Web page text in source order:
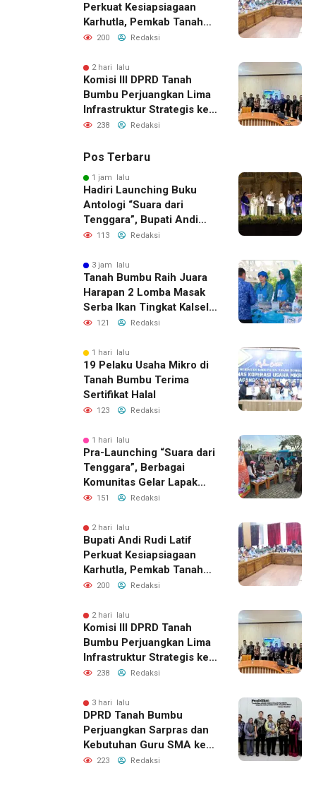
Perkuat Kesiapsiagaan
Karhutla, Pemkab Tanah
Bumbu Aktifkan Posko
200 Redaksi
2 hari lalu
Komisi III DPRD Tanah
Bumbu Perjuangkan Lima
Infrastruktur Strategis ke
BPJN XI Banjarmasin
238 Redaksi
Pos Terbaru
1 jam lalu
Hadiri Launching Buku
Antologi “Suara dari
Tenggara”, Bupati Andi
Rudi Latif Apresiasi
Bumi Bersujud
113 Redaksi
3 jam lalu
Tanah Bumbu Raih Juara
Harapan 2 Lomba Masak
Serba Ikan Tingkat Kalsel
2026
121 Redaksi
1 hari lalu
19 Pelaku Usaha Mikro di
Tanah Bumbu Terima
Sertifikat Halal
123 Redaksi
1 hari lalu
Pra-Launching “Suara dari
Tenggara”, Berbagai
Komunitas Gelar Lapak
Baca di Bandara Bersujud
151 Redaksi
2 hari lalu
Bupati Andi Rudi Latif
Perkuat Kesiapsiagaan
Karhutla, Pemkab Tanah
Bumbu Aktifkan Posko
200 Redaksi
2 hari lalu
Komisi III DPRD Tanah
Bumbu Perjuangkan Lima
Infrastruktur Strategis ke
BPJN XI Banjarmasin
238 Redaksi
3 hari lalu
DPRD Tanah Bumbu
Perjuangkan Sarpras dan
Kebutuhan Guru SMA ke
Pemprov Kalsel
223 Redaksi